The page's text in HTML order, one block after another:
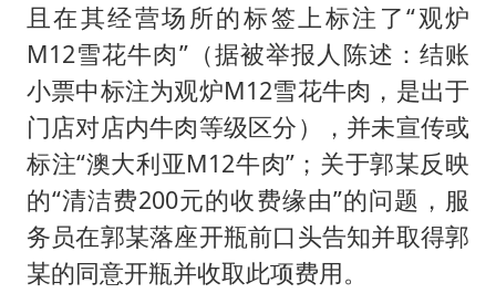
且在其经营场所的标签上标注了“观炉
M12雪花牛肉”（据被举报人陈述：结账
小票中标注为观炉M12雪花牛肉，是出于
门店对店内牛肉等级区分），并未宣传或
标注“澳大利亚M12牛肉”；关于郭某反映
的“清洁费200元的收费缘由”的问题，服
务员在郭某落座开瓶前口头告知并取得郭
某的同意开瓶并收取此项费用。